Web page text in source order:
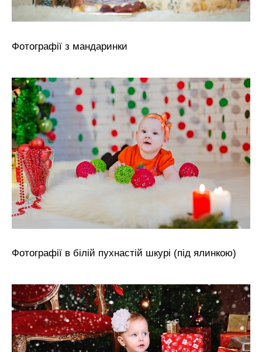
Фотографії з мандаринки
Фотографії в білій пухнастій шкурі (під ялинкою)